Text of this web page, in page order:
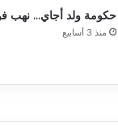
حكومة ولد أجاي… نهب
منذ 3 أسابيع